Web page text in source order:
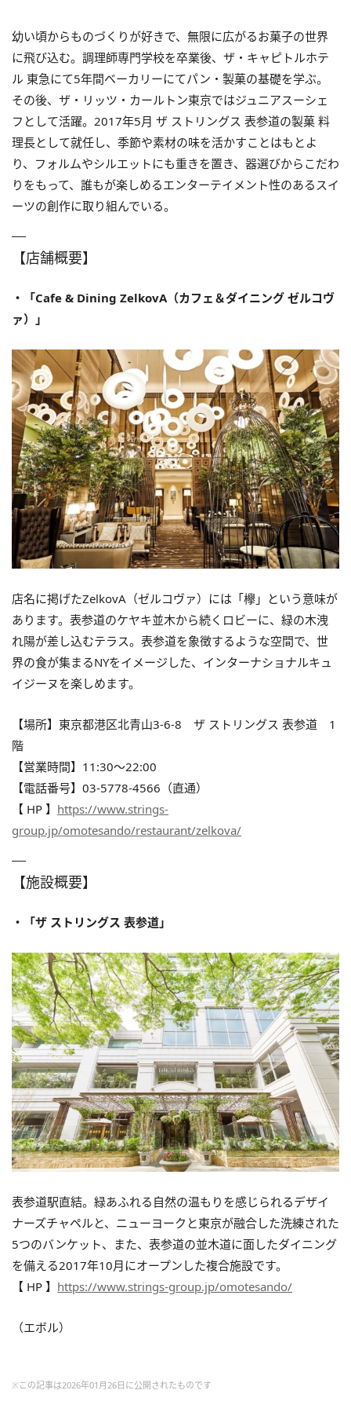
幼い頃からものづくりが好きで、無限に広がるお菓子の世界
に飛び込む。調理師専門学校を卒業後、ザ・キャピトルホテ
ル 東急にて5年間ベーカリーにてパン・製菓の基礎を学ぶ。
その後、ザ・リッツ・カールトン東京ではジュニアスーシェ
フとして活躍。2017年5月 ザ ストリングス 表参道の製菓 料
理長として就任し、季節や素材の味を活かすことはもとよ
り、フォルムやシルエットにも重きを置き、器選びからこだわ
りをもって、誰もが楽しめるエンターテイメント性のあるスイ
ーツの創作に取り組んでいる。
【店舗概要】
・「Cafe & Dining ZelkovA（カフェ＆ダイニング ゼルコヴ
ァ）」
店名に掲げたZelkovA（ゼルコヴァ）には「欅」という意味が
あります。表参道のケヤキ並木から続くロビーに、緑の木洩
れ陽が差し込むテラス。表参道を象徴するような空間で、世
界の食が集まるNYをイメージした、インターナショナルキュ
イジーヌを楽しめます。
【場所】東京都港区北青山3-6-8 ザ ストリングス 表参道 1
階
【営業時間】11:30〜22:00
【電話番号】03-5778-4566（直通）
【 HP 】 https://www.strings-
group.jp/omotesando/restaurant/zelkova/
【施設概要】
・「ザ ストリングス 表参道」
表参道駅直結。緑あふれる自然の温もりを感じられるデザイ
ナーズチャペルと、ニューヨークと東京が融合した洗練された
5つのバンケット、また、表参道の並木道に面したダイニング
を備える2017年10月にオープンした複合施設です。
【 HP 】 https://www.strings-group.jp/omotesando/
（エボル）
※この記事は2026年01月26日に公開されたものです